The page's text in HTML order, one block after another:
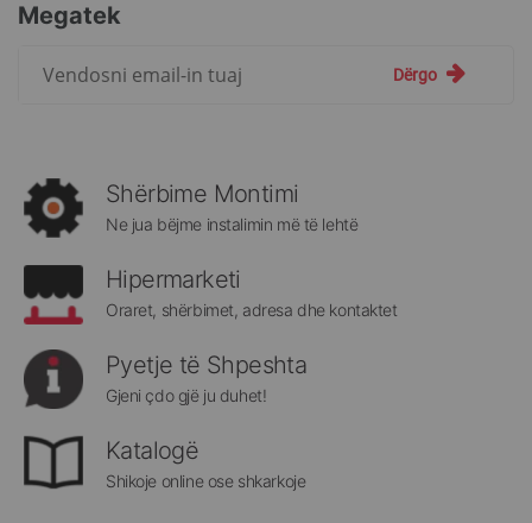
Megatek
rreth
Megatek:
Dërgo
Shërbime Montimi
Ne jua bëjme instalimin më të lehtë
Hipermarketi
Oraret, shërbimet, adresa dhe kontaktet
Pyetje të Shpeshta
Gjeni çdo gjë ju duhet!
Katalogë
Shikoje online ose shkarkoje